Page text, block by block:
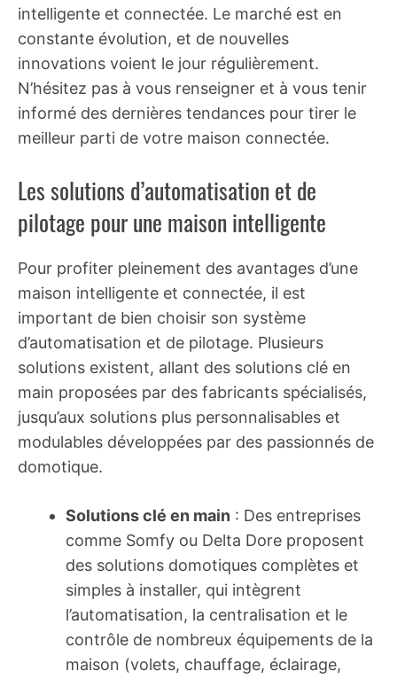
intelligente et connectée. Le marché est en
constante évolution, et de nouvelles
innovations voient le jour régulièrement.
N’hésitez pas à vous renseigner et à vous tenir
informé des dernières tendances pour tirer le
meilleur parti de votre maison connectée.
Les solutions d’automatisation et de
pilotage pour une maison intelligente
Pour profiter pleinement des avantages d’une
maison intelligente et connectée, il est
important de bien choisir son système
d’automatisation et de pilotage. Plusieurs
solutions existent, allant des solutions clé en
main proposées par des fabricants spécialisés,
jusqu’aux solutions plus personnalisables et
modulables développées par des passionnés de
domotique.
Solutions clé en main : Des entreprises
comme Somfy ou Delta Dore proposent
des solutions domotiques complètes et
simples à installer, qui intègrent
l’automatisation, la centralisation et le
contrôle de nombreux équipements de la
maison (volets, chauffage, éclairage,